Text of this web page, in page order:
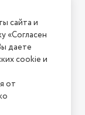
нам
есть всё!
сайта и
«Согласен
даете
cookie и
от